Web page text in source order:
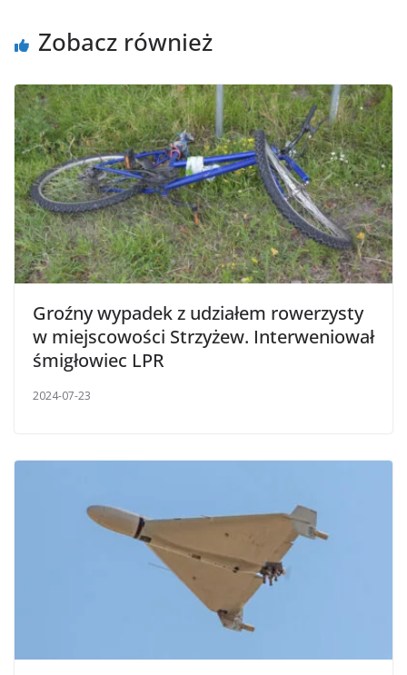
Zobacz również
Groźny wypadek z udziałem rowerzysty
w miejscowości Strzyżew. Interweniował
śmigłowiec LPR
2024-07-23